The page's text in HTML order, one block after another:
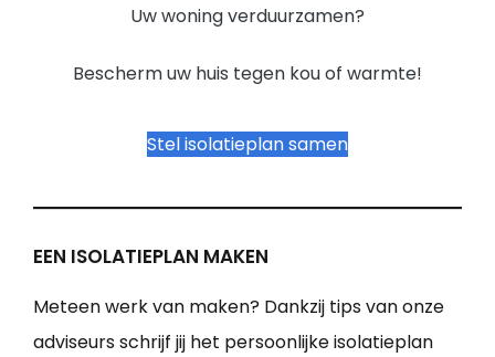
Uw woning verduurzamen?
Bescherm uw huis tegen kou of warmte!
Stel isolatieplan samen
EEN ISOLATIEPLAN MAKEN
Meteen werk van maken? Dankzij tips van onze
adviseurs schrijf jij het persoonlijke isolatieplan